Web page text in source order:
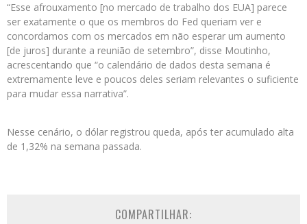
“Esse afrouxamento [no mercado de trabalho dos EUA] parece
ser exatamente o que os membros do Fed queriam ver e
concordamos com os mercados em não esperar um aumento
[de juros] durante a reunião de setembro”, disse Moutinho,
acrescentando que “o calendário de dados desta semana é
extremamente leve e poucos deles seriam relevantes o suficiente
para mudar essa narrativa”.
Nesse cenário, o dólar registrou queda, após ter acumulado alta
de 1,32% na semana passada.
COMPARTILHAR: